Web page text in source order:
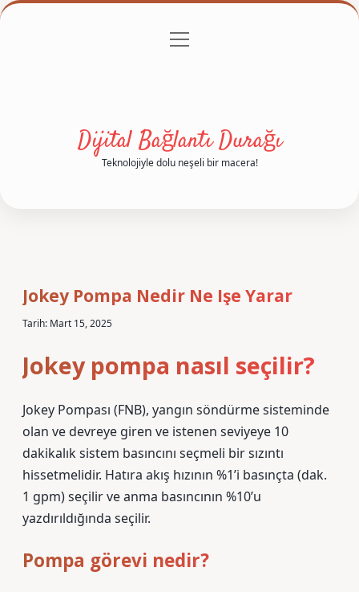
Gizlilik Politikası
menüyü
Dijital Bağlantı Durağı
Teknolojiyle dolu neşeli bir macera!
Jokey Pompa Nedir Ne Işe Yarar
Tarih: Mart 15, 2025
Jokey pompa nasıl seçilir?
Jokey Pompası (FNB), yangın söndürme sisteminde
olan ve devreye giren ve istenen seviyeye 10
dakikalık sistem basıncını seçmeli bir sızıntı
hissetmelidir. Hatıra akış hızının %1’i basınçta (dak.
1 gpm) seçilir ve anma basıncının %10’u
yazdırıldığında seçilir.
Pompa görevi nedir?